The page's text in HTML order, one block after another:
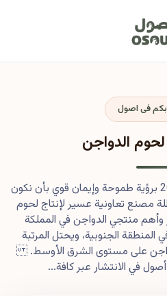
بكم فى اصول
لحوم الدواجن
بدأت رحلتنا في أصول عام 2013 برؤية طموحة وإيمان قوي بأن نكون
مصنع تعاونية عسير لإنتاج لحوم
وأهم منتجي الدواجن في المملكة
المنطقة الجنوبية، ويحتل المرتبة
على مستوى الشرق الأوسط.
في الانتشار عبر كافة...